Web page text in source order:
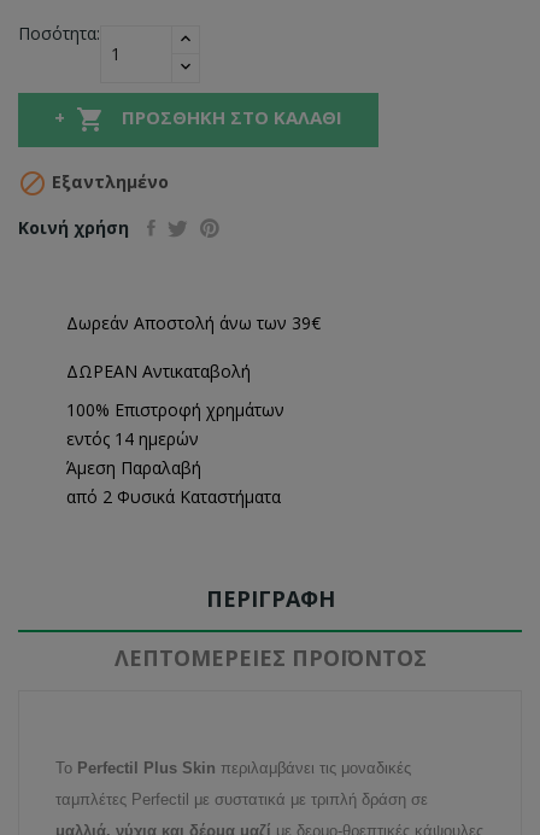
Ποσότητα:
 ΠΡΟΣΘΉΚΗ ΣΤΟ ΚΑΛΆΘΙ
 Εξαντλημένο
Κοινή χρήση
Δωρεάν Αποστολή άνω των 39€
ΔΩΡΕΑΝ Αντικαταβολή
100% Επιστροφή χρημάτων
εντός 14 ημερών
Άμεση Παραλαβή
από 2 Φυσικά Καταστήματα
ΠΕΡΙΓΡΑΦΉ
ΛΕΠΤΟΜΈΡΕΙΕΣ ΠΡΟΪΌΝΤΟΣ
Το Perfectil Plus Skin περιλαμβάνει τις μοναδικές
ταμπλέτες Perfectil με συστατικά με τριπλή δράση σε
μαλλιά, νύχια και δέρμα μαζί με δερμο-θρεπτικές κάψουλες